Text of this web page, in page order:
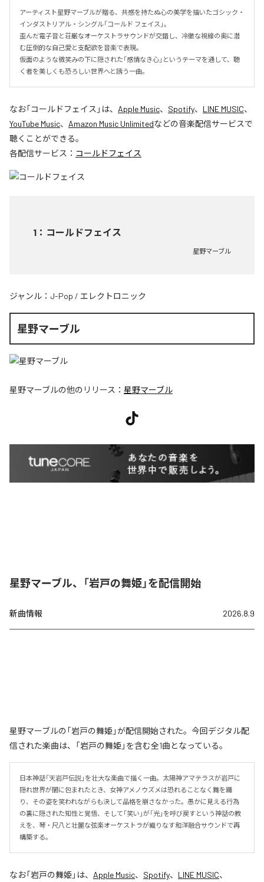
アーティスト星野マーブルが贈る、共感を持たぬ心の美学を描いたゴシック・
インダストリアル・シングル「コールド フェイス」。
歪んだ電子音と荘厳なオーケストラサウンドが交錯し、冷徹な視線の奥に潜
む圧倒的な自己愛と支配欲を音楽で表現。
仮面のような微笑みの下に隠された「感情なき心」というテーマを通して、聴
く者を美しくも恐ろしい世界へと誘う一曲。
なお「コールドフェイス 」は、 Apple Music、 Spotify、 LINE MUSIC、
YouTube Music、 Amazon Music Unlimitedなどの音楽配信サービスで
聴くことができる。
各配信サービス： コールドフェイス
1 ： コールドフェイス
星野マーブル
ジャンル： J-Pop / エレクトロニック
星野マーブル
星野マーブルの他のリリース： 星野マーブル
星野マーブル、「岩戸の舞姫」を配信開始
新曲情報 2026.8.9
星野マーブルの「岩戸の舞姫」が配信開始された。今回デジタル配
信された楽曲は、「岩戸の舞姫」を含む全1曲となっている。
日本神話「天岩戸伝説」を壮大な楽曲で描く一曲。太陽神アマテラスが岩戸に
隠れ世界が闇に包まれたとき、女神アメノウズメは恐れることなく舞を踊
り、その姿を笑われながらも決して品格を崩さなかった。愚かに見える行為
の裏に隠された知性と覚悟、そして「笑い」が「光」を呼び戻すという神話の教
えを、琴・尺八と壮麗な弦楽オーケストラが織りなす和洋融合サウンドで再
構築する。
なお「岩戸の舞姫 」は、 Apple Music、 Spotify、 LINE MUSIC、